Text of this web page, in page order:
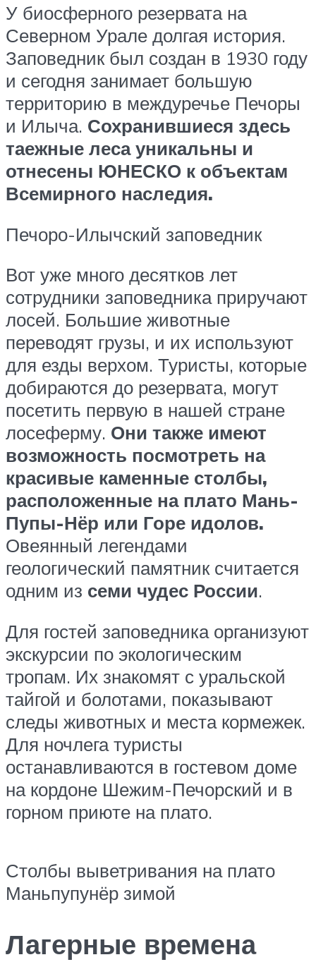
У биосферного резервата на
Северном Урале долгая история.
Заповедник был создан в 1930 году
и сегодня занимает большую
территорию в междуречье Печоры
и Илыча. Сохранившиеся здесь
таежные леса уникальны и
отнесены ЮНЕСКО к объектам
Всемирного наследия.
Печоро-Илычский заповедник
Вот уже много десятков лет
сотрудники заповедника приручают
лосей. Большие животные
переводят грузы, и их используют
для езды верхом. Туристы, которые
добираются до резервата, могут
посетить первую в нашей стране
лосеферму. Они также имеют
возможность посмотреть на
красивые каменные столбы,
расположенные на плато Мань-
Пупы-Нёр или Горе идолов.
Овеянный легендами
геологический памятник считается
одним из семи чудес России.
Для гостей заповедника организуют
экскурсии по экологическим
тропам. Их знакомят с уральской
тайгой и болотами, показывают
следы животных и места кормежек.
Для ночлега туристы
останавливаются в гостевом доме
на кордоне Шежим-Печорский и в
горном приюте на плато.
Столбы выветривания на плато
Маньпупунёр зимой
Лагерные времена